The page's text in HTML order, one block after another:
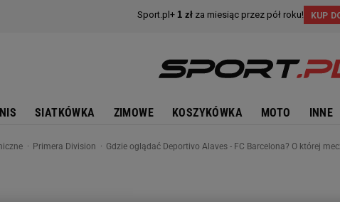
SIATKÓWKA ZIMOWE KOSZYKÓWKA MOTO INNE
Primera Division Gdzie oglądać Deportivo Alaves - FC Barcelona? O której